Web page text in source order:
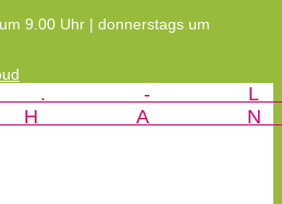
9.00 Uhr | donnerstags um